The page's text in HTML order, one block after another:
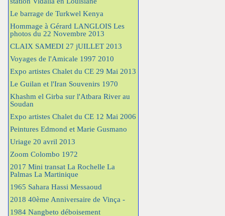
Le barrage de Turkwel Kenya
Hommage à Gérard LANGLOIS Les
photos du 22 Novembre 2013
CLAIX SAMEDI 27 jUILLET 2013
Voyages de l'Amicale 1997 2010
Expo artistes Chalet du CE 29 Mai 2013
Le Guilan et l'Iran Souvenirs 1970
Khashm el Girba sur l'Atbara River au
Soudan
Expo artistes Chalet du CE 12 Mai 2006
Peintures Edmond et Marie Gusmano
Uriage 20 avril 2013
Zoom Colombo 1972
2017 Mini transat La Rochelle La
Palmas La Martinique
1965 Sahara Hassi Messaoud
2018 40ème Anniversaire de Vinça -
1984 Nangbeto déboisement